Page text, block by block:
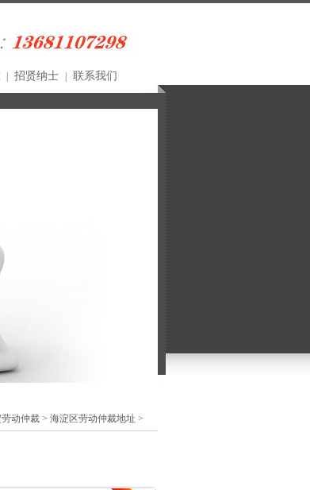
招贤纳士 联系我们
动仲裁 > 海淀区劳动仲裁地址 >